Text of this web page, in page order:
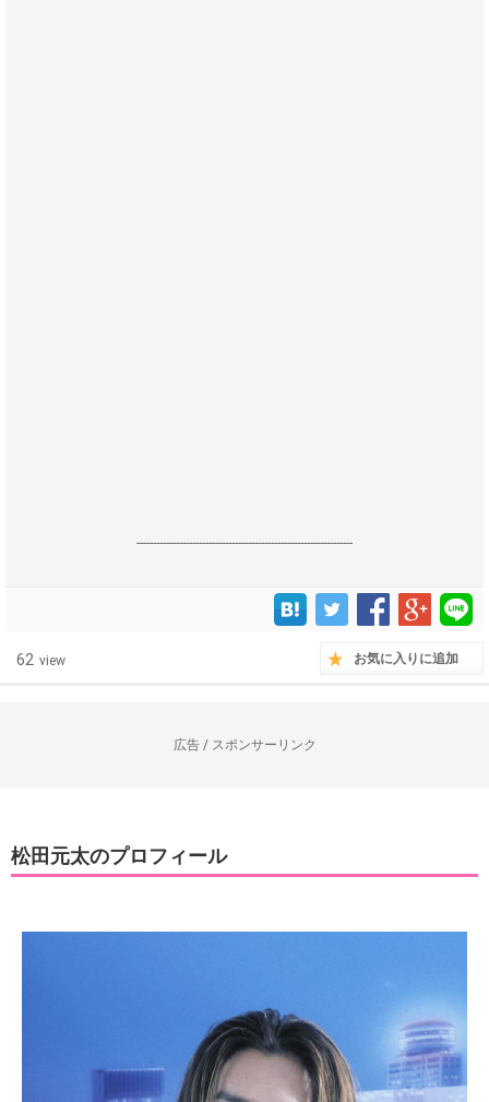
------------------------------------------------------------------
62 view お気に入りに追加
広告 / スポンサーリンク
松田元太のプロフィール